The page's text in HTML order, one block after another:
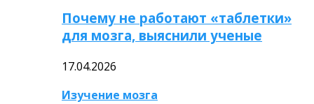
Почему не работают «таблетки»
для мозга, выяснили ученые
17.04.2026
Изучение мозга